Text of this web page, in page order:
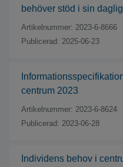
behöver stöd i sin
Artikelnummer: 2023-6-8666
Publicerad: 2025-06-23
centrum 2023
Artikelnummer: 2023-6-8624
Publicerad: 2023-06-28
Individens behov i